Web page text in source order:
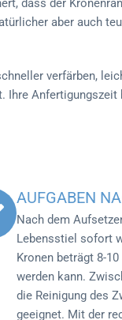
dass der
aber auch
verfärben,
Ihre Anfertigungszeit
AUFGABEN
Nach dem
Lebensstiel sofort
Kronen beträgt 8-
werden kann.
die Reinigung des
geeignet. Mit der